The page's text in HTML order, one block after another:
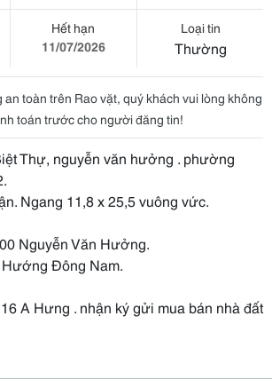
Hết hạn
11/07/2026
Loại tin
Thường
toàn trên Rao vặt, quý khách vui lòng không
toán trước cho người đăng tin!
Thự, nguyễn văn hưởng . phường
Ngang 11,8 x 25,5 vuông vức.
Nguyễn Văn Hưởng.
Đông Nam.
A Hưng . nhận ký gửi mua bán nhà đất